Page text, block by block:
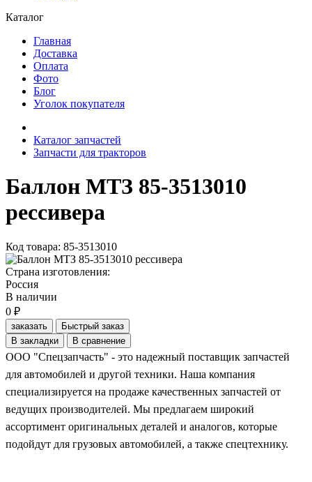
Каталог
Главная
Доставка
Оплата
Фото
Блог
Уголок покупателя
Каталог запчастей
Запчасти для тракторов
Баллон МТЗ 85-3513010
рессивера
Код товара: 85-3513010
Страна изготовления:
Россия
В наличии
0 ₽
заказать
Быстрый заказ
В закладки
В сравнение
ООО "Спецзапчасть" - это надежный поставщик запчастей
для автомобилей и другой техники. Наша компания
специализируется на продаже качественных запчастей от
ведущих производителей. Мы предлагаем широкий
ассортимент оригинальных деталей и аналогов, которые
подойдут для грузовых автомобилей, а также спецтехнику.